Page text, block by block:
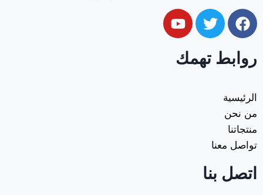
روابط تهمك
الرئيسية
من نحن
منتجاتنا
تواصل معنا
اتصل بنا